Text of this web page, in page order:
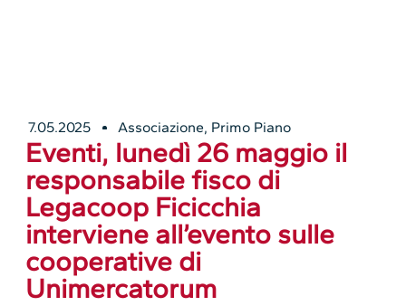
7.05.2025 Associazione, Primo Piano
Eventi, lunedì 26 maggio il
responsabile fisco di
Legacoop Ficicchia
interviene all’evento sulle
cooperative di
Unimercatorum